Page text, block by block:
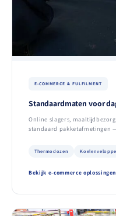
E-COMMERCE & FULFILMENT
Standaardmaten voor
Online slagers,
standaard pakketafmetingen
Thermodozen
Bekijk e-commerce oplossingen